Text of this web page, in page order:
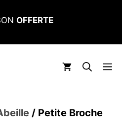
OFFERTE
/ Petite Broche